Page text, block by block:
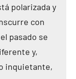
polarizada y
con
pasado se
y,
inquietante,